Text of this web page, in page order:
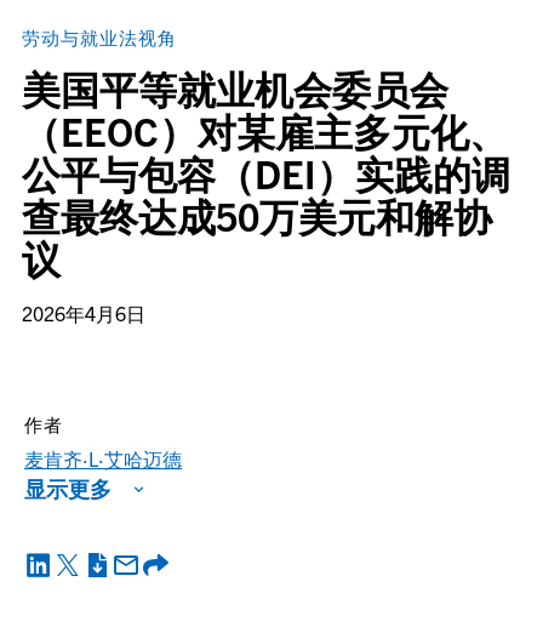
劳动与就业法视角
美国平等就业机会委员会
（EEOC）对某雇主多元化、
公平与包容（DEI）实践的调
查最终达成50万美元和解协
议
2026年4月6日
作者
麦肯齐·L·艾哈迈德
显示更多